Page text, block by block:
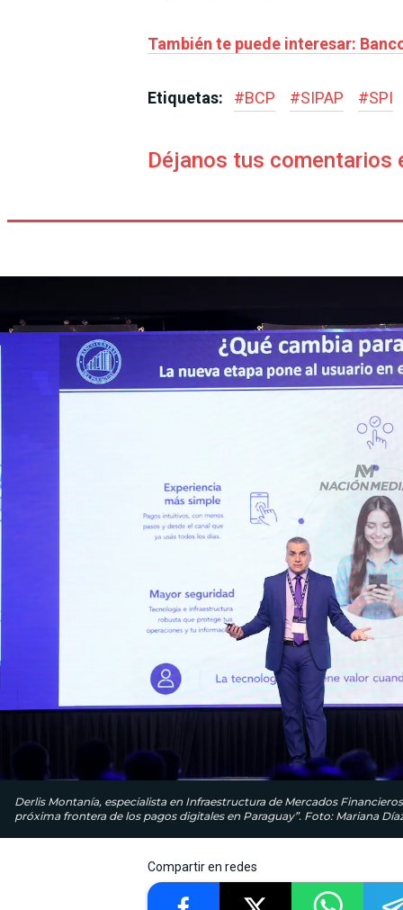
También te puede interesar:
Etiquetas: #BCP #SIPAP #SPI
Déjanos tus comentarios
Derlis Montanía, especialista en Infraestructura de Mercados
próxima frontera de los pagos digitales en Paraguay”. Foto: Mariana
Compartir en redes